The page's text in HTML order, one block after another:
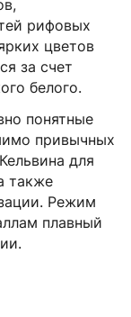
рифовых
цветов
за счет
белого.
понятные
привычных
для
также
Режим
плавный